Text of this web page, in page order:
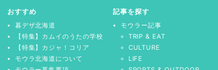
おすすめ
暮デザ北海道
【特集】カムイのうたの学校
【特集】カジャ！コリア
モウラ北海道について
記事を探す
モウラー記事
TRIP & EAT
CULTURE
LIFE